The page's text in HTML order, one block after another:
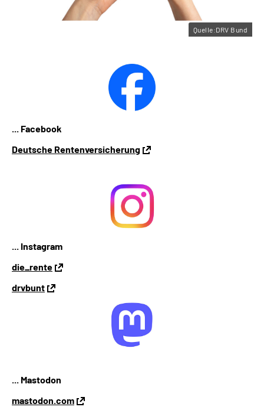
... Facebook
Deutsche Rentenversicherung
... Instagram
die_rente
drvbunt
... Mastodon
mastodon.com
Quelle:DRV Bund